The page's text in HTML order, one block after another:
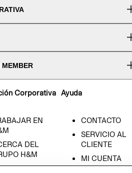
MEMBER
Corporativa
EN
DEL
H&M
Ayuda
CONTACTO
SERVICIO AL
CLIENTE
MI CUENTA